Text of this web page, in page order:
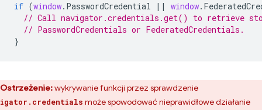
if (window. PasswordCredential || window.
// Call navigator.credentials.get() to retrieve
// PasswordCredentials or FederatedCredentials.
}
Ostrzeżenie:wykrywanie funkcji przez sprawdzenie
może spowodować nieprawidłowe działanie